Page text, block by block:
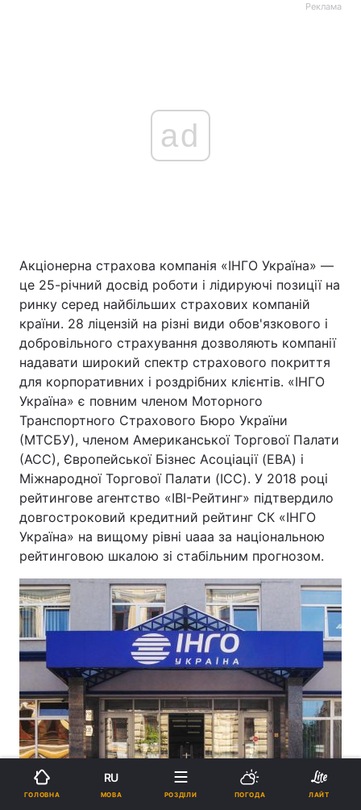
Реклама
ad
Акціонерна страхова компанія «ІНГО Україна» —
це 25-річний досвід роботи і лідируючі позиції на
ринку серед найбільших страхових компаній
країни. 28 ліцензій на різні види обов'язкового і
добровільного страхування дозволяють компанії
надавати широкий спектр страхового покриття
для корпоративних і роздрібних клієнтів. «ІНГО
Україна» є повним членом Моторного
Транспортного Страхового Бюро України
(МТСБУ), членом Американської Торгової Палати
(АСС), Європейської Бізнес Асоціації (EBA) і
Міжнародної Торгової Палати (ICC). У 2018 році
рейтингове агентство «IBI-Рейтинг» підтвердило
довгостроковий кредитний рейтинг СК «ІНГО
Україна» на вищому рівні uaaa за національною
рейтинговою шкалою зі стабільним прогнозом.
ГОЛОВНА
RU
МОВА РОЗДІЛИ ПОГОДА ЛАЙТ